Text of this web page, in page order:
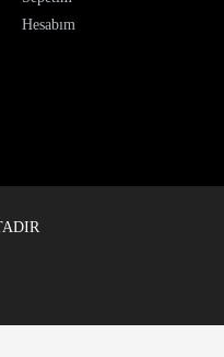
Hesabım